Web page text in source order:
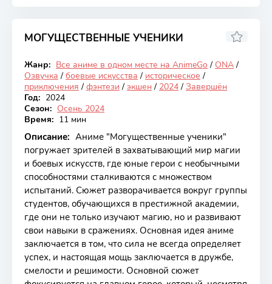
МОГУЩЕСТВЕННЫЕ УЧЕНИКИ
Закончен
6.92
Жанр: Все аниме в одном месте на AnimeGo / ONA /
Озвучка / боевые искусства / историческое /
приключения / фэнтези / экшен / 2024 / Завершён
Год: 2024
Сезон: Осень 2024
Время: 11 мин
Описание: Аниме "Могущественные ученики"
погружает зрителей в захватывающий мир магии
и боевых искусств, где юные герои с необычными
способностями сталкиваются с множеством
испытаний. Сюжет разворачивается вокруг группы
студентов, обучающихся в престижной академии,
где они не только изучают магию, но и развивают
свои навыки в сражениях. Основная идея аниме
заключается в том, что сила не всегда определяет
успех, и настоящая мощь заключается в дружбе,
смелости и решимости. Основной сюжет